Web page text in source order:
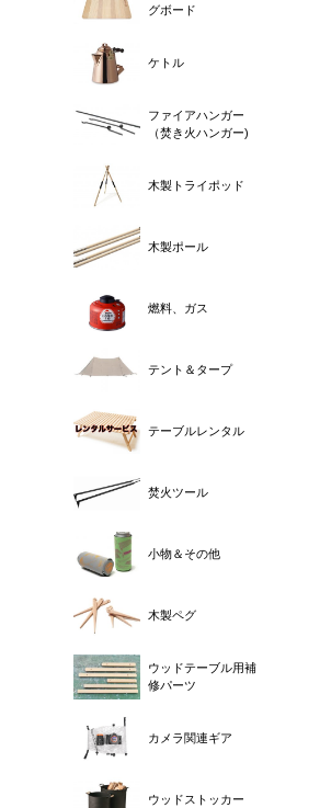
グボード
ケトル
ファイアハンガー
（焚き火ハンガー)
木製トライポッド
木製ポール
燃料、ガス
テント＆タープ
テーブルレンタル
焚火ツール
小物＆その他
木製ペグ
ウッドテーブル用補
修パーツ
カメラ関連ギア
ウッドストッカー